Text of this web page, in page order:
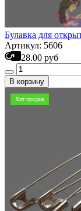
Булавка для
Артикул: 5606
28.00 руб
В корзину
Хит продаж